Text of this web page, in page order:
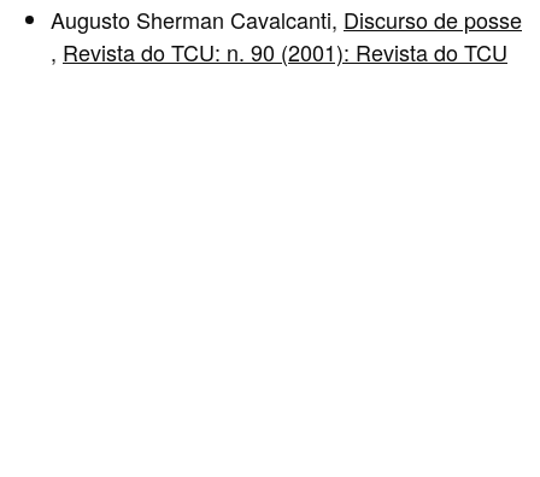
Augusto Sherman Cavalcanti, Discurso de posse
, Revista do TCU: n. 90 (2001): Revista do TCU